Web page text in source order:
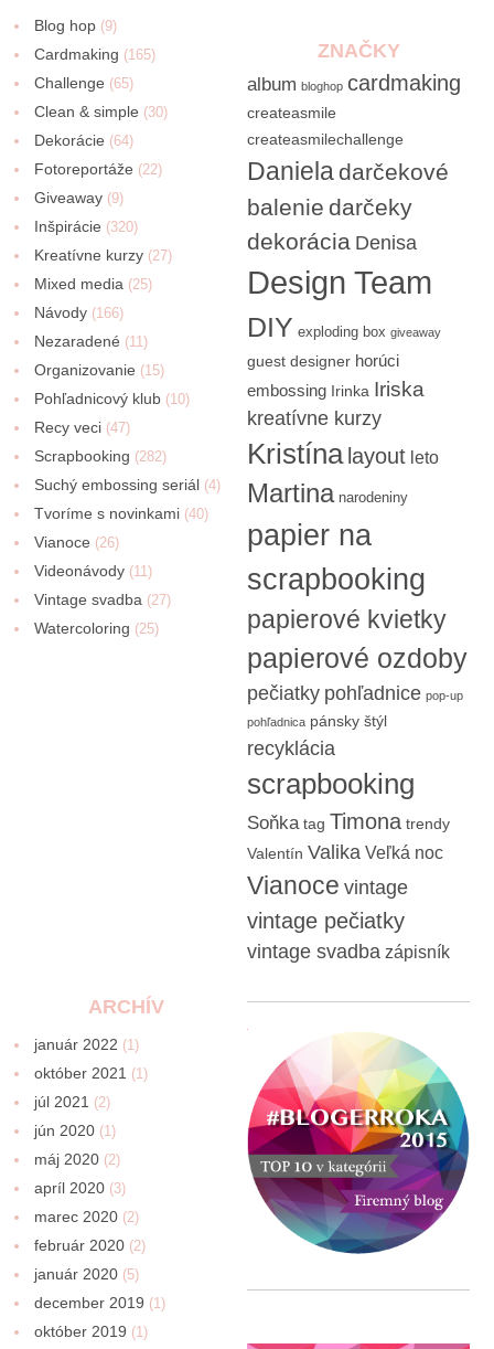
Blog hop (9)
Cardmaking (165)
Challenge (65)
Clean & simple (30)
Dekorácie (64)
Fotoreportáže (22)
Giveaway (9)
Inšpirácie (320)
Kreatívne kurzy (27)
Mixed media (25)
Návody (166)
Nezaradené (11)
Organizovanie (15)
Pohľadnicový klub (10)
Recy veci (47)
Scrapbooking (282)
Suchý embossing seriál (4)
Tvoríme s novinkami (40)
Vianoce (26)
Videonávody (11)
Vintage svadba (27)
Watercoloring (25)
ZNAČKY
album bloghop cardmaking
createasmile
createasmilechallenge
Daniela darčekové
balenie darčeky
dekorácia Denisa
Design Team
DIY exploding box giveaway
guest designer horúci
embossing Irinka Iriska
kreatívne kurzy
Kristína layout leto
Martina narodeniny
papier na
scrapbooking
papierové kvietky
papierové ozdoby
pečiatky pohľadnice pop-up
pohľadnica pánsky štýl
recyklácia
scrapbooking
Soňka tag Timona trendy
Valentín Valika Veľká noc
Vianoce vintage
vintage pečiatky
vintage svadba zápisník
ARCHÍV
január 2022 (1)
október 2021 (1)
júl 2021 (2)
jún 2020 (1)
máj 2020 (2)
apríl 2020 (3)
marec 2020 (2)
február 2020 (2)
január 2020 (5)
december 2019 (1)
október 2019 (1)